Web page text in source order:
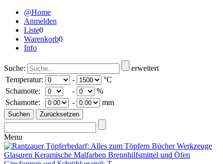
@Home
Anmelden
Liste0
Warenkorb0
Info
Suche:
erweitert
Temperatur:
-
°C
Schamotte:
-
%
Schamotte:
- mm
Menu